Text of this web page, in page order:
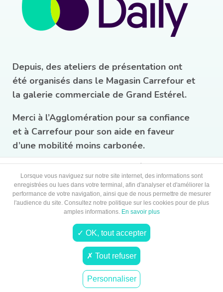
Depuis, des ateliers de présentation ont
été organisés dans le Magasin Carrefour et
la galerie commerciale de Grand Estérel.
Merci à l’Agglomération pour sa confiance
et à Carrefour pour son aide en faveur
d’une mobilité moins carbonée.
Utiliser les caractères OpenDyslexic
A PROPOS ENSEIGNES
ACTUALITÉS
INFOS PRATIQUES
OFFRES D'EMPLOI CONTACT
2026 © GRAND ESTÉREL Tous droits réservés |
Contact |Gestion des cookies
Lorsque vous naviguez sur notre site internet, des informations sont
enregistrées ou lues dans votre terminal, afin d'analyser et d'améliorer la
performance de votre navigation, ainsi que de nous permettre de mesurer
l'audience du site. Consultez notre politique sur les cookies pour de plus
amples informations.En savoir plus
✓ OK, tout accepter
✗ Tout refuser
Personnaliser